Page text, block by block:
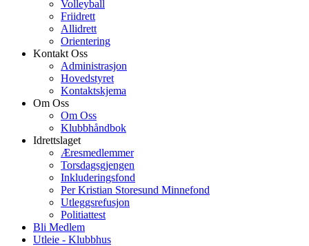
Volleyball
Friidrett
Allidrett
Orientering
Kontakt Oss
Administrasjon
Hovedstyret
Kontaktskjema
Om Oss
Om Oss
Klubbhåndbok
Idrettslaget
Æresmedlemmer
Torsdagsgjengen
Inkluderingsfond
Per Kristian Storesund Minnefond
Utleggsrefusjon
Politiattest
Bli Medlem
Utleie - Klubbhus